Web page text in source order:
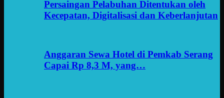
Persaingan Pelabuhan Ditentukan oleh
Kecepatan, Digitalisasi dan Keberlanjutan
Anggaran Sewa Hotel di Pemkab Serang
Capai Rp 8,3 M, yang…